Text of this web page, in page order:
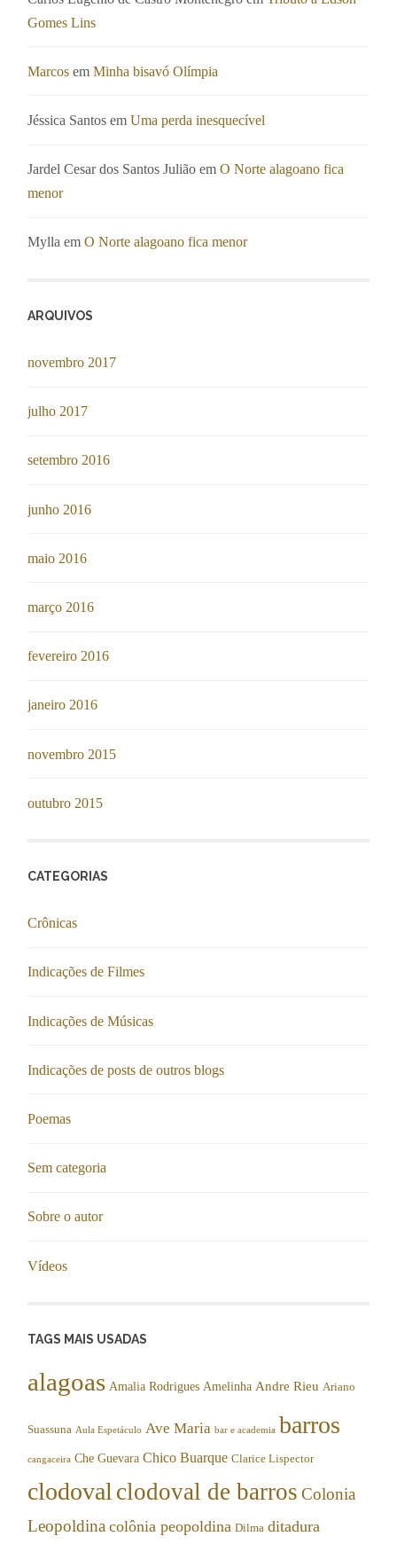
Gomes Lins
Marcos emMinha bisavó Olímpia
Jéssica Santos emUma perda inesquecível
Jardel Cesar dos Santos Julião emO Norte alagoano fica
menor
Mylla emO Norte alagoano fica menor
ARQUIVOS
novembro 2017
julho 2017
setembro 2016
junho 2016
maio 2016
março 2016
fevereiro 2016
janeiro 2016
novembro 2015
outubro 2015
CATEGORIAS
Crônicas
Indicações de Filmes
Indicações de Músicas
Indicações de posts de outros blogs
Poemas
Sem categoria
Sobre o autor
Vídeos
TAGS MAIS USADAS
alagoas Amalia Rodrigues Amelinha Andre Rieu Ariano
Suassuna Aula Espetáculo Ave Maria bar e academia barros
cangaceira Che Guevara Chico Buarque Clarice Lispector
clodoval clodoval de barros Colonia
Leopoldina colônia peopoldina Dilma ditadura